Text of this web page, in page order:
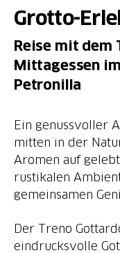
Grotto-
Reise mit dem
Mittagessen
Petronilla
Ein genussvoller
mitten in der
Aromen auf
rustikalen
gemeinsamen
Der Treno
eindrucksvolle